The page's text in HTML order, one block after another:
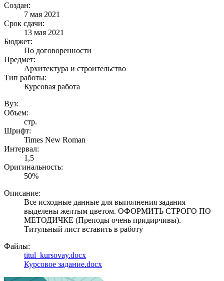
Создан:
7 мая 2021
Срок сдачи:
13 мая 2021
Бюджет:
По договоренности
Предмет:
Архитектура и строительство
Тип работы:
Курсовая работа
Вуз:
Объем:
стр.
Шрифт:
Times New Roman
Интервал:
1,5
Оригинальность:
50%
Описание:
Все исходные данные для выполнения задания
выделены желтым цветом. ОФОРМИТЬ СТРОГО ПО
МЕТОДИЧКЕ (Преподы очень придирчивы).
Титульный лист вставить в работу
Файлы:
titul_kursovay.docx
Курсовое задание.docx